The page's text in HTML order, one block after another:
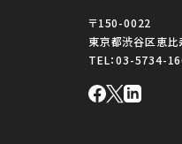
〒150-0022
東京都渋谷区恵
TEL：03-5734-